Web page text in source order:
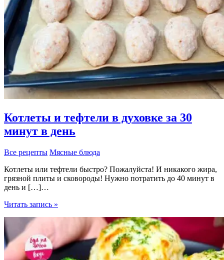
Котлеты и тефтели в духовке за 30
минут в день
Все рецепты Мясные блюда
Котлеты или тефтели быстро? Пожалуйста! И никакого жира,
грязной плиты и сковороды! Нужно потратить до 40 минут в
день и […]…
Котлеты
тефтели
в
духовке
за
30
Читать запись »